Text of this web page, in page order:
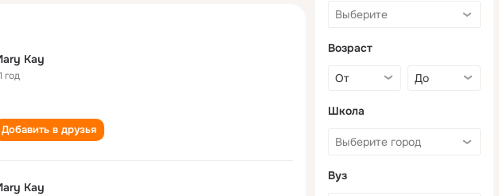
Kay
год
Добавить в друзья
Kay
Возраст
Школа
Вуз